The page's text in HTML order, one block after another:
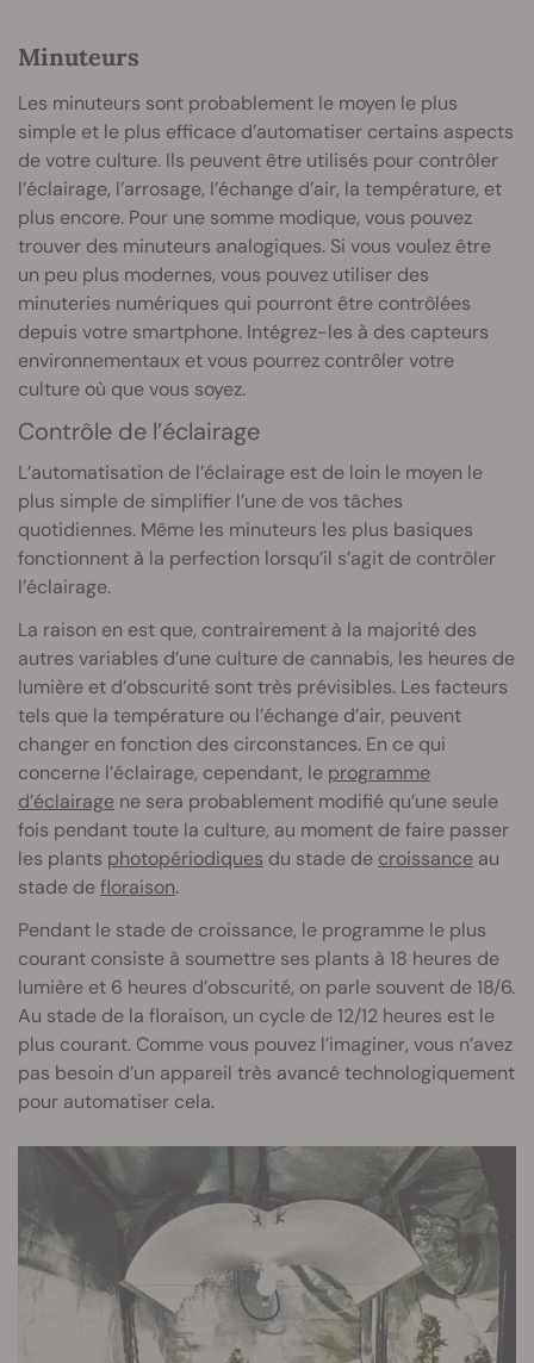
Minuteurs
Les minuteurs sont probablement le moyen le plus
simple et le plus efficace d’automatiser certains aspects
de votre culture. Ils peuvent être utilisés pour contrôler
l’éclairage, l’arrosage, l’échange d’air, la température, et
plus encore. Pour une somme modique, vous pouvez
trouver des minuteurs analogiques. Si vous voulez être
un peu plus modernes, vous pouvez utiliser des
minuteries numériques qui pourront être contrôlées
depuis votre smartphone. Intégrez-les à des capteurs
environnementaux et vous pourrez contrôler votre
culture où que vous soyez.
Contrôle de l’éclairage
L’automatisation de l’éclairage est de loin le moyen le
plus simple de simplifier l’une de vos tâches
quotidiennes. Même les minuteurs les plus basiques
fonctionnent à la perfection lorsqu’il s’agit de contrôler
l’éclairage.
La raison en est que, contrairement à la majorité des
autres variables d’une culture de cannabis, les heures de
lumière et d’obscurité sont très prévisibles. Les facteurs
tels que la température ou l’échange d’air, peuvent
changer en fonction des circonstances. En ce qui
concerne l’éclairage, cependant, le programme
d’éclairage ne sera probablement modifié qu’une seule
fois pendant toute la culture, au moment de faire passer
les plants photopériodiques du stade de croissance au
stade defloraison.
Pendant le stade de croissance, le programme le plus
courant consiste à soumettre ses plants à 18 heures de
lumière et 6 heures d’obscurité, on parle souvent de 18/6.
Au stade de la floraison, un cycle de 12/12 heures est le
plus courant. Comme vous pouvez l’imaginer, vous n’avez
pas besoin d’un appareil très avancé technologiquement
pour automatiser cela.